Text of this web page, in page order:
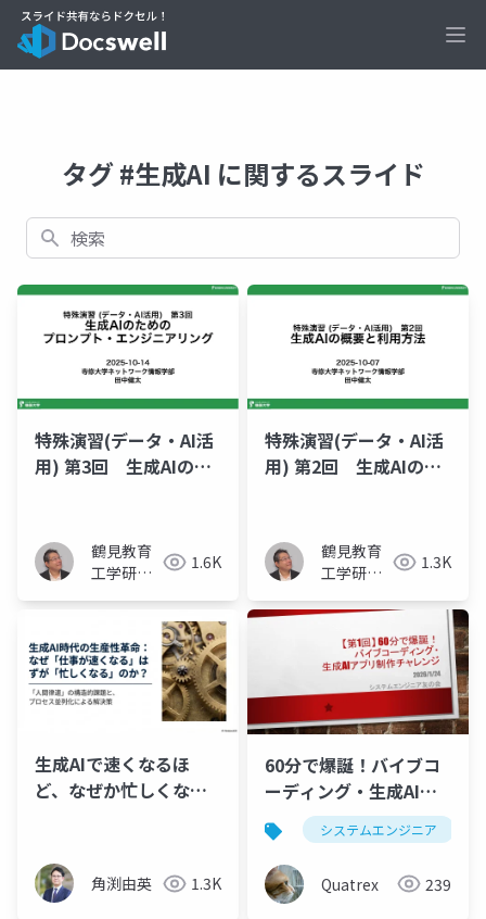
タグ #生成AI に関するスライド
検索
特殊演習(データ・AI活
用) 第3回 生成AIのた
鶴見教育
工学研究
1.6K
特殊演習(データ・AI活
用) 第2回 生成AIの概
鶴見教育
工学研究
ケンタ)
1.3K
生成AIで速くなるほ
ど、なぜか忙しくなる
角渕由英 1.3K
60分で爆誕！バイブコ
ーディング・生成AIア
プリ制作システムエンジニア
Quatrex 239